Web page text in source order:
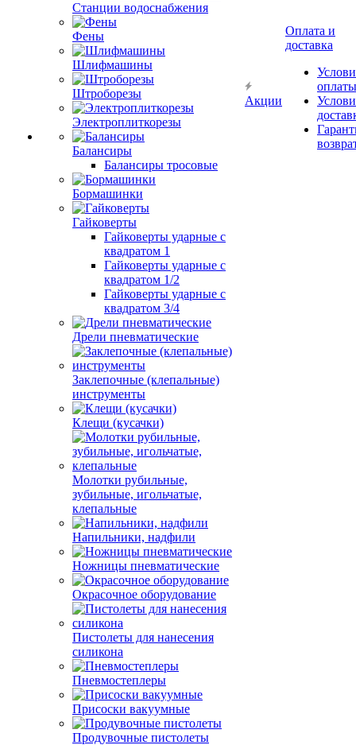
Станции водоснабжения
Фены
Шлифмашины
Штроборезы
Электроплиткорезы
Балансиры
Балансиры тросовые
Бормашинки
Гайковерты
Гайковерты ударные с
квадратом 1
Гайковерты ударные с
квадратом 1/2
Гайковерты ударные с
квадратом 3/4
Дрели пневматические
Заклепочные (клепальные)
инструменты
Клещи (кусачки)
Молотки рубильные,
зубильные, игольчатые,
клепальные
Напильники, надфили
Ножницы пневматические
Окрасочное оборудование
Пистолеты для нанесения
силикона
Пневмостеплеры
Присоски вакуумные
Продувочные пистолеты
Акции
Оплата и
доставка
оплаты